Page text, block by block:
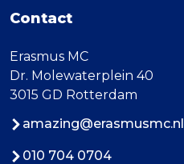
Contact
Erasmus MC
Dr. Molewaterplein 40
3015 GD Rotterdam
amazing@erasmusmc.nl
010 704 0704